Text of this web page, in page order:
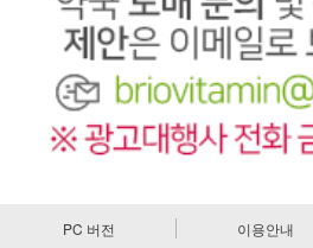
PC 버전 이용안내